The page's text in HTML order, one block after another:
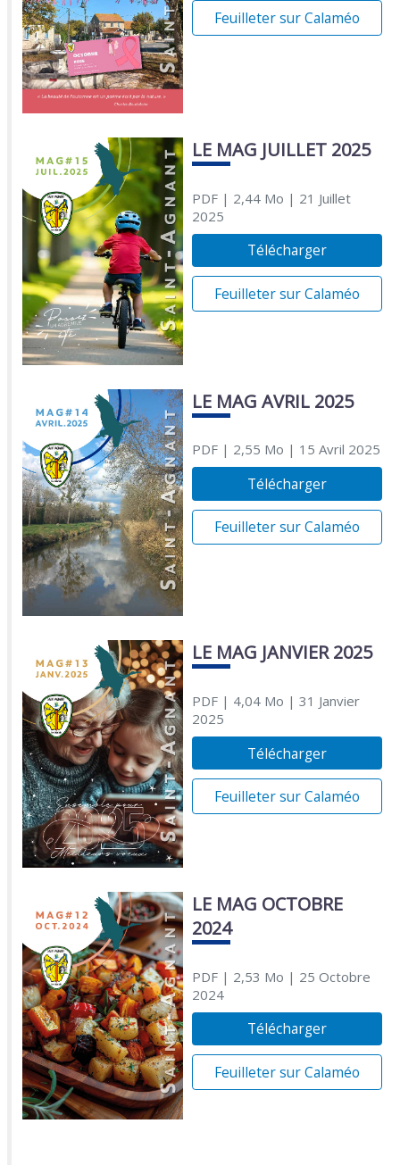
Feuilleter sur Calaméo
LE MAG JUILLET 2025
PDF| 2,44 Mo | 21 Juillet
2025
Télécharger
Feuilleter sur Calaméo
LE MAG AVRIL 2025
PDF| 2,55 Mo | 15 Avril 2025
Télécharger
Feuilleter sur Calaméo
LE MAG JANVIER 2025
PDF| 4,04 Mo | 31 Janvier
2025
Télécharger
Feuilleter sur Calaméo
LE MAG OCTOBRE
2024
PDF| 2,53 Mo | 25 Octobre
2024
Télécharger
Feuilleter sur Calaméo